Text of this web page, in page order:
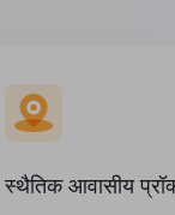
स्थैतिक आवासीय